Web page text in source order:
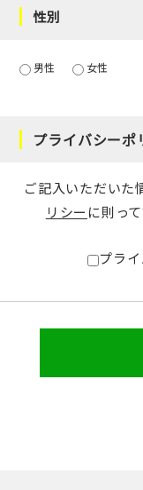
性別
男性 女性
プライバシーポ
ご記入いただいた
リシー に則っ
プラ